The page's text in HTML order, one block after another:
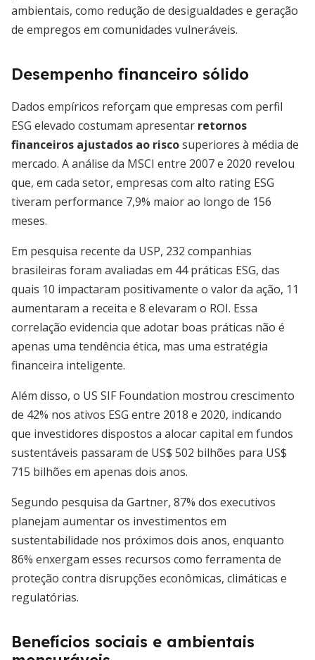
ambientais, como redução de desigualdades e geração
de empregos em comunidades vulneráveis.
Desempenho financeiro sólido
Dados empíricos reforçam que empresas com perfil
ESG elevado costumam apresentar retornos
financeiros ajustados ao riscosuperiores à média de
mercado. A análise da MSCI entre 2007 e 2020 revelou
que, em cada setor, empresas com alto rating ESG
tiveram performance 7,9% maior ao longo de 156
meses.
Em pesquisa recente da USP, 232 companhias
brasileiras foram avaliadas em 44 práticas ESG, das
quais 10 impactaram positivamente o valor da ação, 11
aumentaram a receita e 8 elevaram o ROI. Essa
correlação evidencia que adotar boas práticas não é
apenas uma tendência ética, mas uma estratégia
financeira inteligente.
Além disso, o US SIF Foundation mostrou crescimento
de 42% nos ativos ESG entre 2018 e 2020, indicando
que investidores dispostos a alocar capital em fundos
sustentáveis passaram de US$ 502 bilhões para US$
715 bilhões em apenas dois anos.
Segundo pesquisa da Gartner, 87% dos executivos
planejam aumentar os investimentos em
sustentabilidade nos próximos dois anos, enquanto
86% enxergam esses recursos como ferramenta de
proteção contra disrupções econômicas, climáticas e
regulatórias.
Benefícios sociais e ambientais